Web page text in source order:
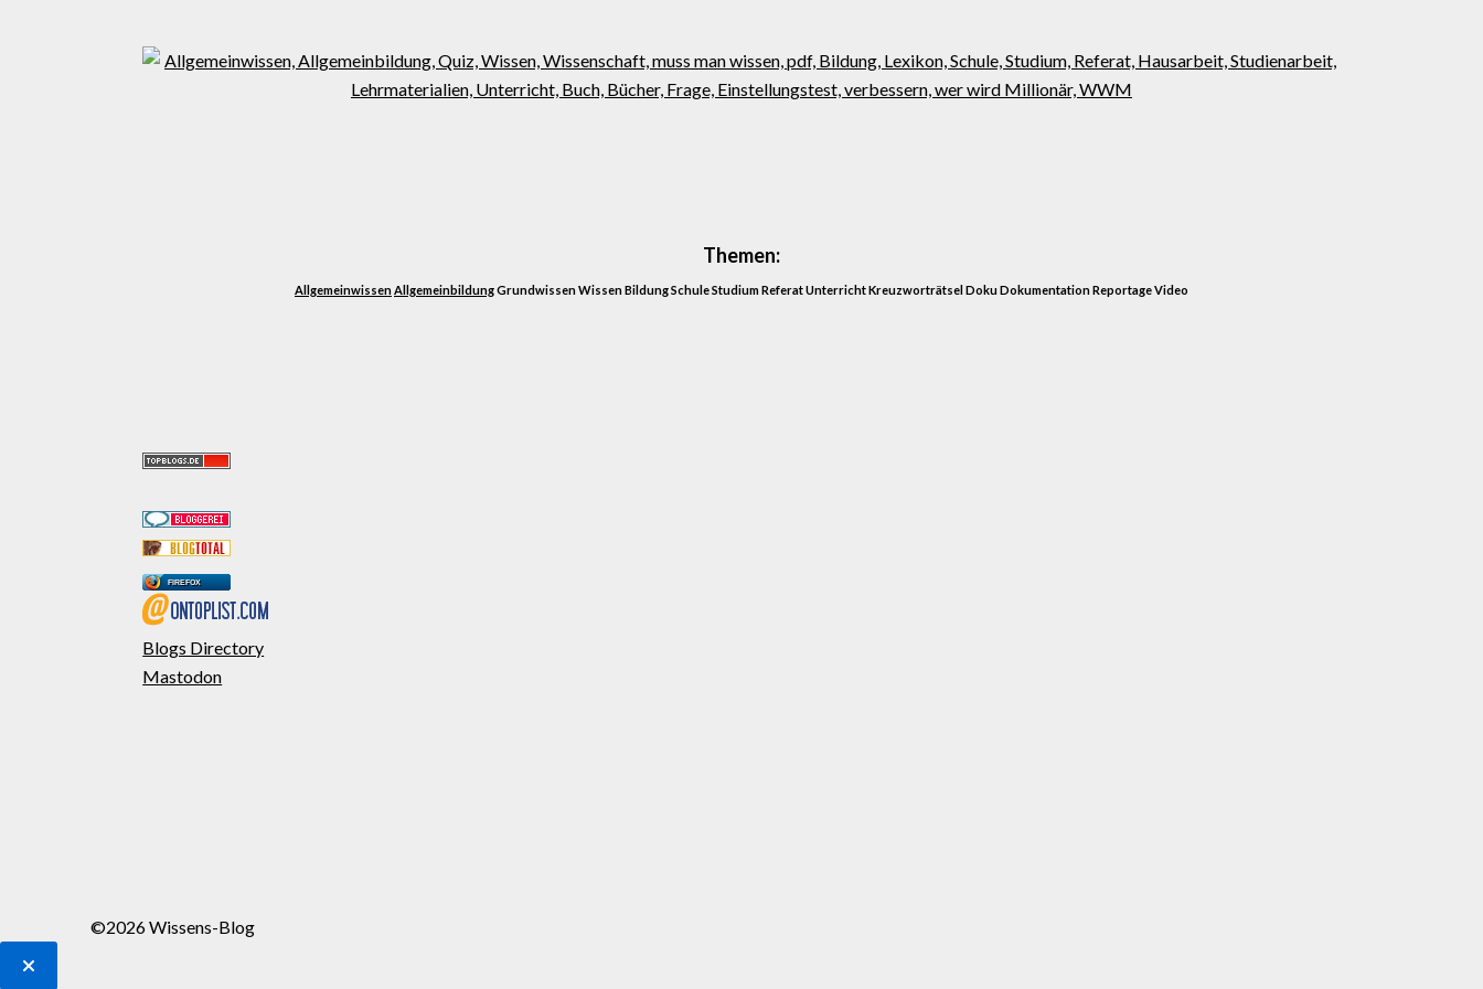
Themen:
AllgemeinwissenAllgemeinbildungGrundwissen Wissen Bildung Schule Studium Referat Unterricht Kreuzworträtsel Doku Dokumentation Reportage Video
FIREFOX
Blogs Directory
Mastodon
©2026 Wissens-Blog